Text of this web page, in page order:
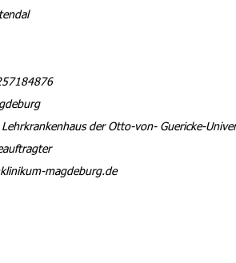
Lehrkrankenhaus der Otto-von- Guericke-
magdeburg.de